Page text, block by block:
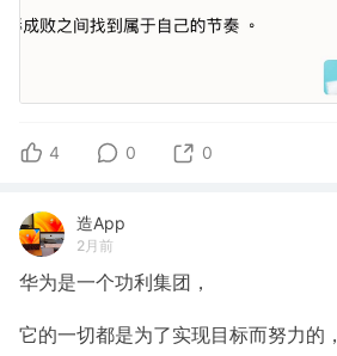
4 0 0
造App
2月前
华为是一个功利集团，
它的一切都是为了实现目标而努力的，